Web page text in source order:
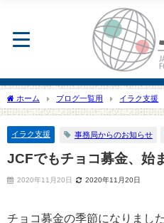
ホーム ブログ一覧用 イラク支援
イラク支援 事務局からのお知らせ
JCFでもチョコ募金、始
2020年11月20日 2020年11月20日
チョコ募金の季節になりました